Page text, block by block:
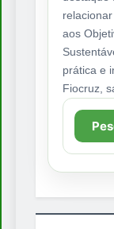
aos
prática e
Fiocruz,